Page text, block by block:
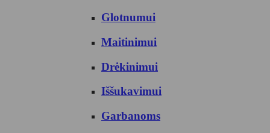
Glotnumui
Maitinimui
Drėkinimui
Iššukavimui
Garbanoms